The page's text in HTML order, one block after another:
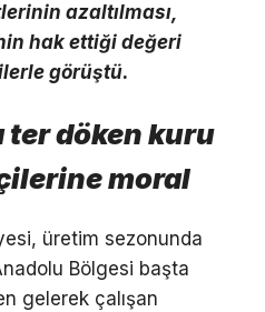
azaltılması,
hak ettiği değeri
görüştü.
ter döken kuru
moral
üretim sezonunda
Bölgesi başta
gelerek çalışan